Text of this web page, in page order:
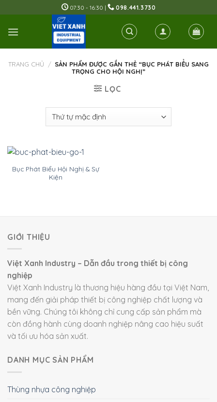
to
content
07:30 - 16:30 | 098.441.3730
TRANG CHỦ / SẢN PHẨM ĐƯỢC GẮN THẺ “BỤC PHÁT BIỂU SANG
TRỌNG CHO HỘI NGHỊ”
LỌC
Bục Phát Biểu Hội Nghị & Sự
Kiện
GIỚI THIỆU
Việt Xanh Industry – Dẫn đầu trong thiết bị công
nghiệp
Việt Xanh Industry là thương hiệu hàng đầu tại Việt Nam,
mang đến giải pháp thiết bị công nghiệp chất lượng và
bền vững. Chúng tôi không chỉ cung cấp sản phẩm mà
còn đồng hành cùng doanh nghiệp nâng cao hiệu suất
và tối ưu hóa sản xuất.
DANH MỤC SẢN PHẨM
Thùng nhựa công nghiệp